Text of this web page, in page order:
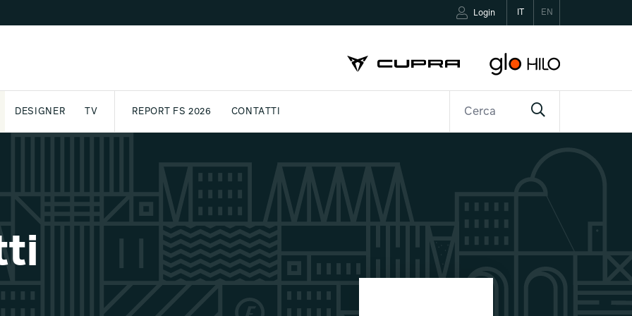
EN
Login
DESIGNER TV REPORT FS 2026 CONTATTI